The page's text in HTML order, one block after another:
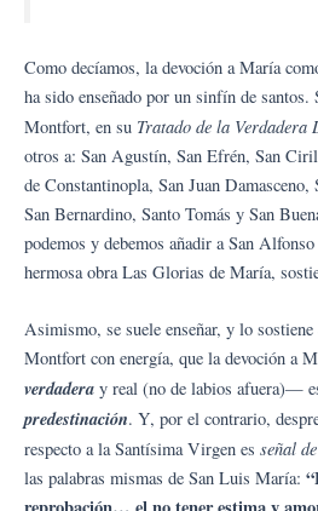
Como decíamos, la devoción a María
ha sido enseñado por un sinfín de
Montfort, en su Tratado de la Verdadera
otros a: San Agustín, San Efrén, San
de Constantinopla, San Juan
San Bernardino, Santo Tomás y San
podemos y debemos añadir a San
hermosa obra Las Glorias de María,
Asimismo, se suele enseñar, y lo
Montfort con energía, que la devoción a
verdadera y real (no de labios afuera)—
predestinación. Y, por el contrario,
respecto a la Santísima Virgen es señal
las palabras mismas de San Luis María: